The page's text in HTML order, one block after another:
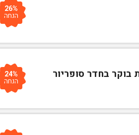
26%
הנחה
24%
הנחה